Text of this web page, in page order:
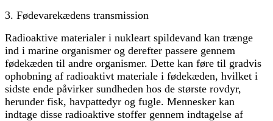
3. Fødevarekædens transmission
Radioaktive materialer i nukleart spildevand kan trænge
ind i marine organismer og derefter passere gennem
fødekæden til andre organismer. Dette kan føre til gradvis
ophobning af radioaktivt materiale i fødekæden, hvilket i
sidste ende påvirker sundheden hos de største rovdyr,
herunder fisk, havpattedyr og fugle. Mennesker kan
indtage disse radioaktive stoffer gennem indtagelse af